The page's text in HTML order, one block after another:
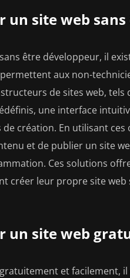
un site web
être développeur, il
aux non-
de sites web, tels
une interface
création. En utilisant
et de publier un site
Ces solutions
créer leur propre site
un site web
et facilement,